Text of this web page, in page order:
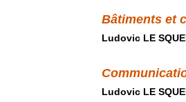
Bâtiments et
Ludovic LE
Ludovic LE